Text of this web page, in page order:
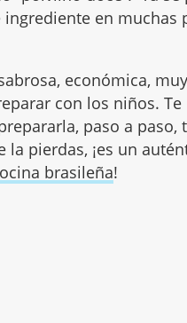
en muchas
económica,
con los niños. Te
paso a paso,
la pierdas, ¡es un
brasileña!